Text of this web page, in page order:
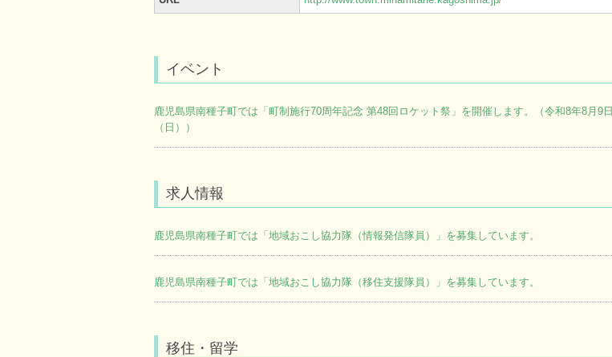
イベント
鹿児島県南種子町では「町制施行70周年記念 第48回ロケット祭」を開催します。（令和8年8月9日
（日））
求人情報
鹿児島県南種子町では「地域おこし協力隊（情報発信隊員）」を募集しています。
鹿児島県南種子町では「地域おこし協力隊（移住支援隊員）」を募集しています。
移住・留学